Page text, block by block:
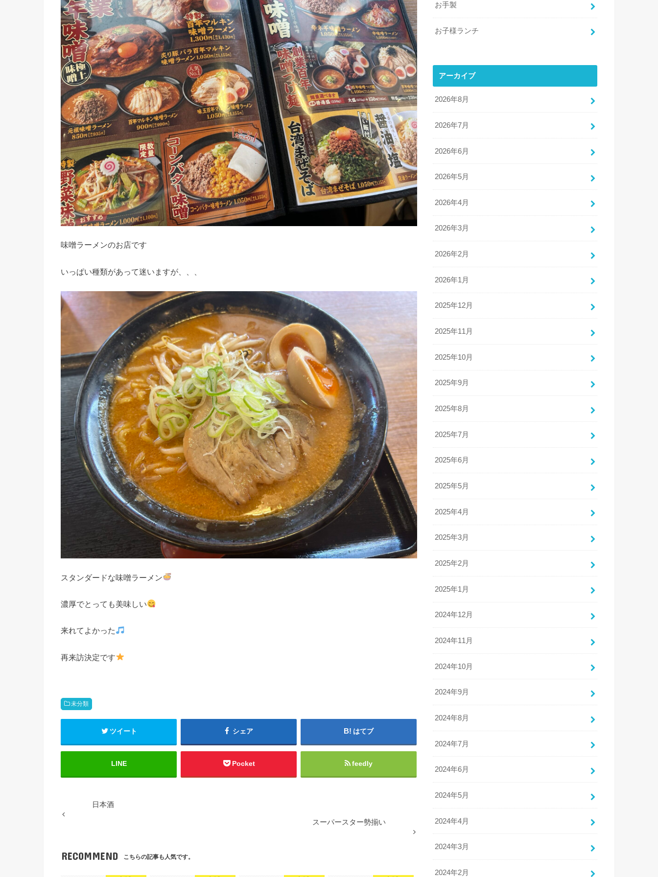
味噌ラーメンのお店です
いっぱい種類があって迷いますが、、、
スタンダードな味噌ラーメン
濃厚でとっても美味しい
来れてよかった
再来訪決定です
未分類
ツイート シェア はてブ
LINE Pocket feedly
日本酒
スーパースター勢揃い
RECOMMEND こちらの記事も人気です。
お手製
お子様ランチ
アーカイブ
2026年8月
2026年7月
2026年6月
2026年5月
2026年4月
2026年3月
2026年2月
2026年1月
2025年12月
2025年11月
2025年10月
2025年9月
2025年8月
2025年7月
2025年6月
2025年5月
2025年4月
2025年3月
2025年2月
2025年1月
2024年12月
2024年11月
2024年10月
2024年9月
2024年8月
2024年7月
2024年6月
2024年5月
2024年4月
2024年3月
2024年2月